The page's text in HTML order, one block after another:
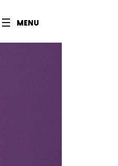
menu